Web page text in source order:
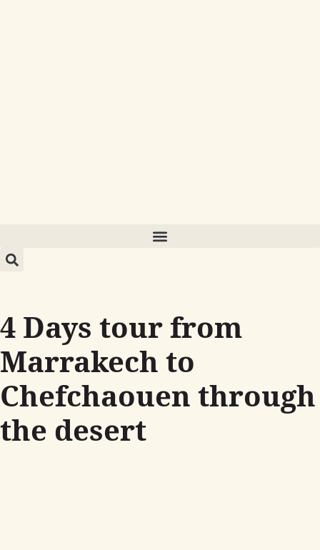
4 Days tour from
Marrakech to
Chefchaouen through
the desert